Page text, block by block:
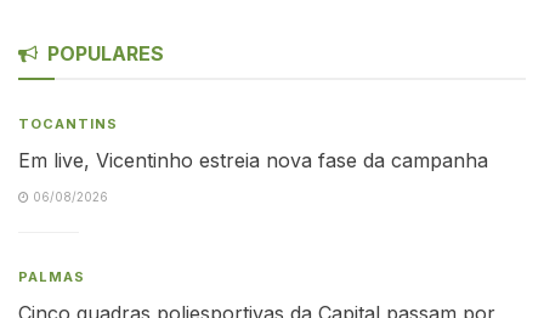
POPULARES
TOCANTINS
Em live, Vicentinho estreia nova fase da campanha
06/08/2026
PALMAS
Cinco quadras poliesportivas da Capital passam por